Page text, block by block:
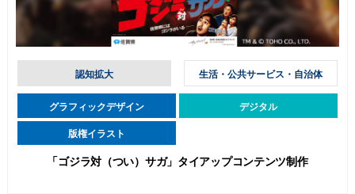
認知拡大 生活・公共サービス・自治体
グラフィックデザイン デジタル
版権イラスト
「ゴジラ対（つい）サガ」タイアップコンテンツ制作